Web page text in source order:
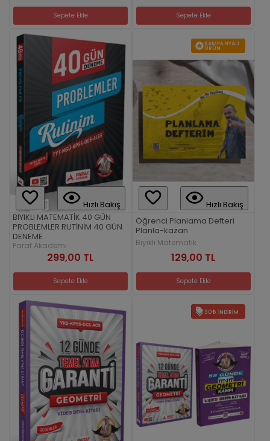
Sepete Ekle Sepete Ekle
Hızlı Bakış
BIYIKLI MATEMATİK 40 GÜN
PROBLEMLER RUTİNİM 40 GÜN
DENEME
Paraf Akademi
299,00 TL
Sepete Ekle
KAMPANYALI
ÜRÜN
Hızlı Bakış
Öğrenci Planlama Defteri
Planla-kazan
Bıyıklı Matematik
129,00 TL
Sepete Ekle
30 İNDIRIM